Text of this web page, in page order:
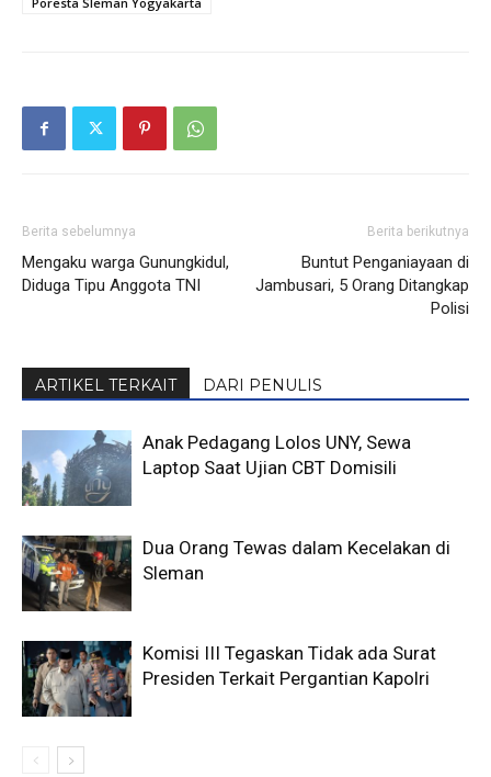
Berita sebelumnya
Mengaku warga Gunungkidul,
Diduga Tipu Anggota TNI
Berita berikutnya
Buntut Penganiayaan di
Jambusari, 5 Orang Ditangkap
Polisi
ARTIKEL TERKAIT DARI PENULIS
Anak Pedagang Lolos UNY, Sewa
Laptop Saat Ujian CBT Domisili
Dua Orang Tewas dalam Kecelakan di
Sleman
Komisi III Tegaskan Tidak ada Surat
Presiden Terkait Pergantian Kapolri